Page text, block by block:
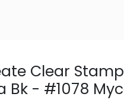
Clear
Bk - #1078